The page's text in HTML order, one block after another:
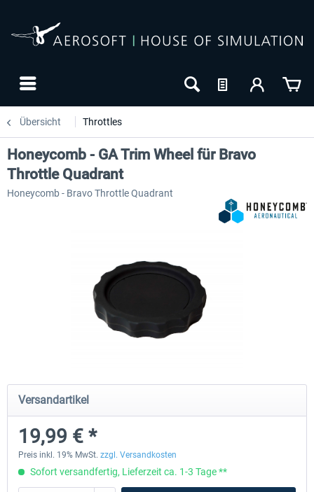
Übersicht Throttles
Honeycomb - GA Trim Wheel für Bravo
Throttle Quadrant
Honeycomb - Bravo Throttle Quadrant
Versandartikel
19,99 € *
Preis inkl. 19% MwSt. zzgl. Versandkosten
Sofort versandfertig, Lieferzeit ca. 1-3 Tage **